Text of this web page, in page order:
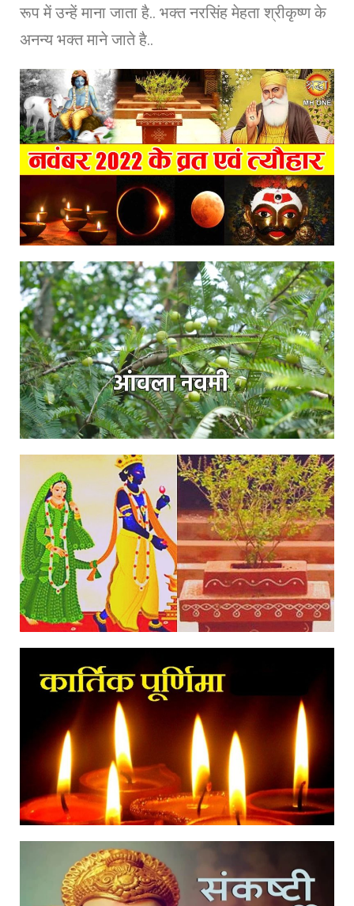
रूप में उन्हें माना जाता है.. भक्त नरसिंह मेहता श्रीकृष्ण के
अनन्य भक्त माने जाते है..